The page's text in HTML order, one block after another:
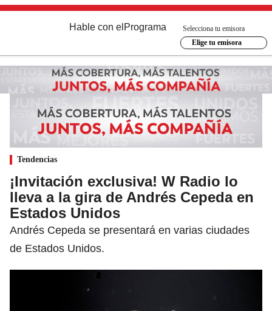
Hable con el Programa
Selecciona tu emisora
Elige tu emisora
Tendencias
¡Invitación exclusiva! W Radio lo
lleva a la gira de Andrés Cepeda en
Estados Unidos
Andrés Cepeda se presentará en varias ciudades
de Estados Unidos.